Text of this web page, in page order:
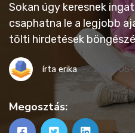
Sokan úgy keresnek
csaphatna le a legjobb
tölti hirdetések
írta erika 2026-05-
Megosztás: